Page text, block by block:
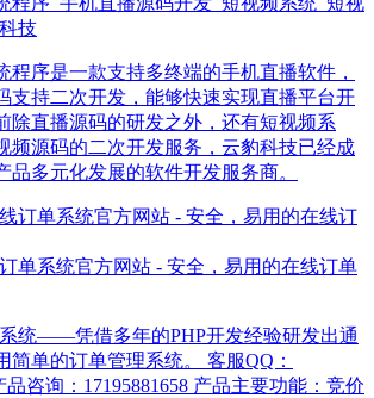
技
程序是一款支持多终端的手机直播软件，
支持二次开发，能够快速实现直播平台开
除直播源码的研发之外，还有短视频系
频源码的二次开发服务，云豹科技已经成
品多元化发展的软件开发服务商。
单系统官方网站 - 安全，易用的在线订单
统——凭借多年的PHP开发经验研发出通
简单的订单管理系统。 客服QQ：
品咨询：17195881658 产品主要功能：竞价